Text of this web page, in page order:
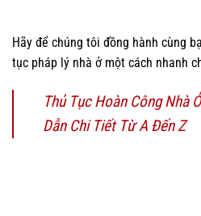
Hãy để chúng tôi đồng hành cùng
tục pháp lý nhà ở một cách nhanh
Thủ Tục Hoàn Công Nhà
Dẫn Chi Tiết Từ A Đến Z